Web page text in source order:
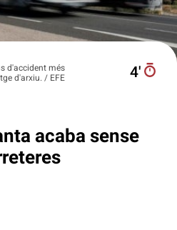
d'accident més
d'arxiu. / EFE
4′
acaba sense